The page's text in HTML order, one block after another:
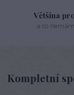
Většina
..a co
Kompletní